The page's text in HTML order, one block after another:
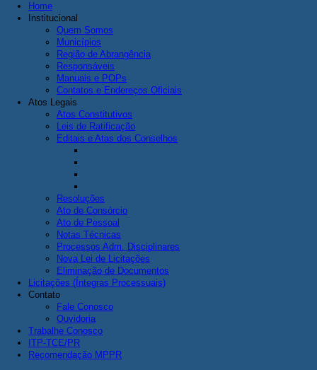
Home
Institucional
Quem Somos
Municípios
Região de Abrangência
Responsáveis
Manuais e POPs
Contatos e Endereços Oficiais
Atos Legais
Atos Constitutivos
Leis de Ratificação
Editais e Atas dos Conselhos
Resoluções
Ato de Consórcio
Ato de Pessoal
Notas Técnicas
Processos Adm. Disciplinares
Nova Lei de Licitações
Eliminação de Documentos
Licitações (Íntegras Processuais)
Contato
Fale Conosco
Ouvidoria
Trabalhe Conosco
ITP-TCE/PR
Recomendação MPPR